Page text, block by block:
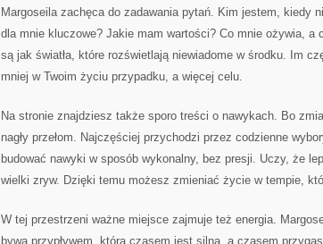
Margoseila zachęca do zadawania pytań. Kim jestem, kiedy
dla mnie kluczowe? Jakie mam wartości? Co mnie ożywia, a
są jak światła, które rozświetlają niewiadome w środku. Im
mniej w Twoim życiu przypadku, a więcej celu.
Na stronie znajdziesz także sporo treści o nawykach. Bo
nagły przełom. Najczęściej przychodzi przez codzienne
budować nawyki w sposób wykonalny, bez presji. Uczy, że
wielki zryw. Dzięki temu możesz zmieniać życie w tempie,
W tej przestrzeni ważne miejsce zajmuje też energia.
bywa przypływem, która czasem jest silna, a czasem